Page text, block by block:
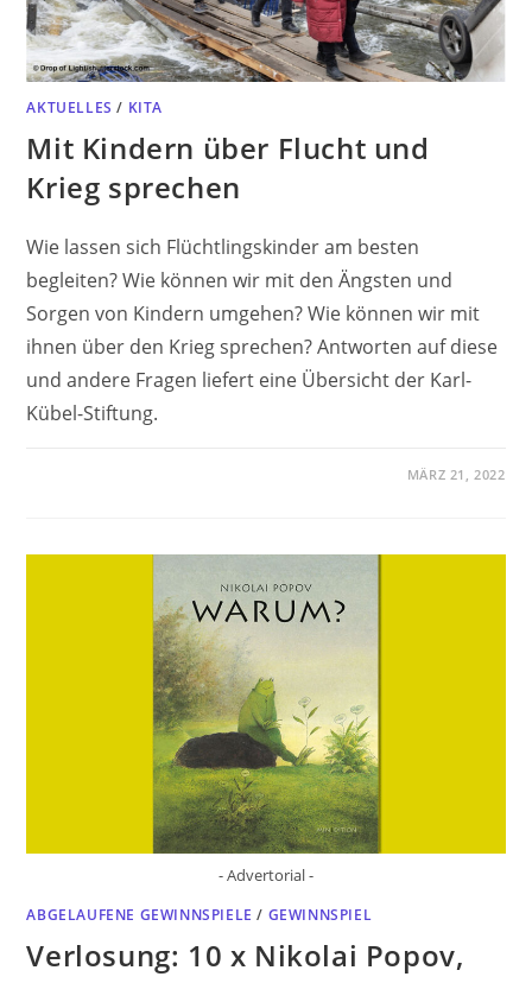
AKTUELLES / KITA
Mit Kindern über Flucht und
Krieg sprechen
Wie lassen sich Flüchtlingskinder am besten
begleiten? Wie können wir mit den Ängsten und
Sorgen von Kindern umgehen? Wie können wir mit
ihnen über den Krieg sprechen? Antworten auf diese
und andere Fragen liefert eine Übersicht der Karl-
Kübel-Stiftung.
MÄRZ 21, 2022
- Advertorial -
ABGELAUFENE GEWINNSPIELE / GEWINNSPIEL
Verlosung: 10 x Nikolai Popov,